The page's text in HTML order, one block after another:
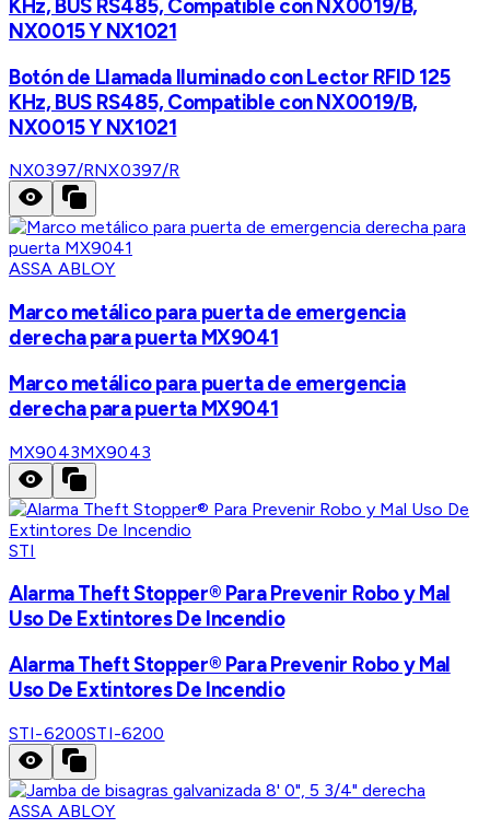
KHz, BUS RS485, Compatible con NX0019/B,
NX0015 Y NX1021
Botón de Llamada Iluminado con Lector RFID 125
KHz, BUS RS485, Compatible con NX0019/B,
NX0015 Y NX1021
NX0397/RNX0397/R
ASSA ABLOY
Marco metálico para puerta de emergencia
derecha para puerta MX9041
Marco metálico para puerta de emergencia
derecha para puerta MX9041
MX9043MX9043
STI
Alarma Theft Stopper® Para Prevenir Robo y Mal
Uso De Extintores De Incendio
Alarma Theft Stopper® Para Prevenir Robo y Mal
Uso De Extintores De Incendio
STI-6200STI-6200
ASSA ABLOY